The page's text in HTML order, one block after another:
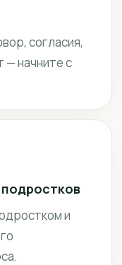
согласия,
— начните с
и